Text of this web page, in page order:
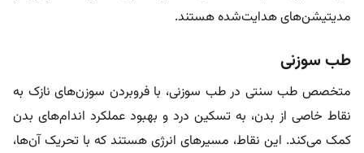
مدیتیشن‌های هدایت‌شده هستند.
طب سوزنی
متخصص طب سنتی در طب سوزنی، با فروبردن سوزن‌های نازک به
نقاط خاصی از بدن، به تسکین درد و بهبود عملکرد اندام‌های بدن
کمک می‌کند. این نقاط، مسیرهای انرژی هستند که با تحریک آن‌ها،